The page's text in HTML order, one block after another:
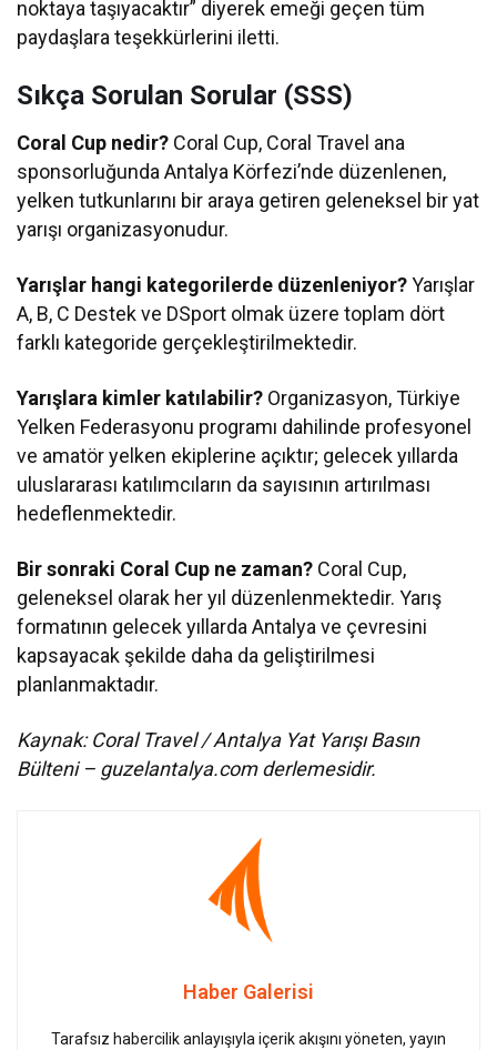
noktaya taşıyacaktır” diyerek emeği geçen tüm
paydaşlara teşekkürlerini iletti.
Sıkça Sorulan Sorular (SSS)
Coral Cup nedir? Coral Cup, Coral Travel ana
sponsorluğunda Antalya Körfezi’nde düzenlenen,
yelken tutkunlarını bir araya getiren geleneksel bir yat
yarışı organizasyonudur.
Yarışlar hangi kategorilerde düzenleniyor?Yarışlar
A, B, C Destek ve DSport olmak üzere toplam dört
farklı kategoride gerçekleştirilmektedir.
Yarışlara kimler katılabilir? Organizasyon, Türkiye
Yelken Federasyonu programı dahilinde profesyonel
ve amatör yelken ekiplerine açıktır; gelecek yıllarda
uluslararası katılımcıların da sayısının artırılması
hedeflenmektedir.
Bir sonraki Coral Cup ne zaman? Coral Cup,
geleneksel olarak her yıl düzenlenmektedir. Yarış
formatının gelecek yıllarda Antalya ve çevresini
kapsayacak şekilde daha da geliştirilmesi
planlanmaktadır.
Kaynak: Coral Travel / Antalya Yat Yarışı Basın
Bülteni – guzelantalya.com derlemesidir.
Haber Galerisi
Tarafsız habercilik anlayışıyla içerik akışını yöneten, yayın